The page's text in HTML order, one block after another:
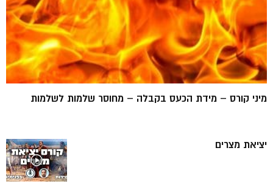
מיני קורס – מידת הכעס בקבלה – מחוסר שלמות לשלמות
יציאת מצרים